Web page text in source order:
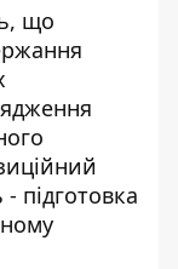
що
підготовка